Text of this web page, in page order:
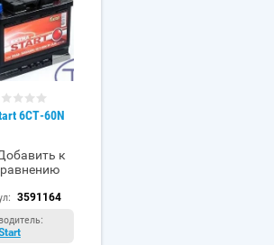
6СТ-60N
к
3591164